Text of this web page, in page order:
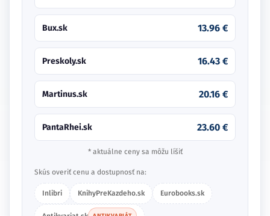
Bux.sk 13.96 €
Preskoly.sk 16.43 €
Martinus.sk 20.16 €
PantaRhei.sk 23.60 €
* aktuálne ceny sa môžu líšiť
Skús overiť cenu a dostupnosť na:
Inlibri KnihyPreKazdeho.sk Eurobooks.sk